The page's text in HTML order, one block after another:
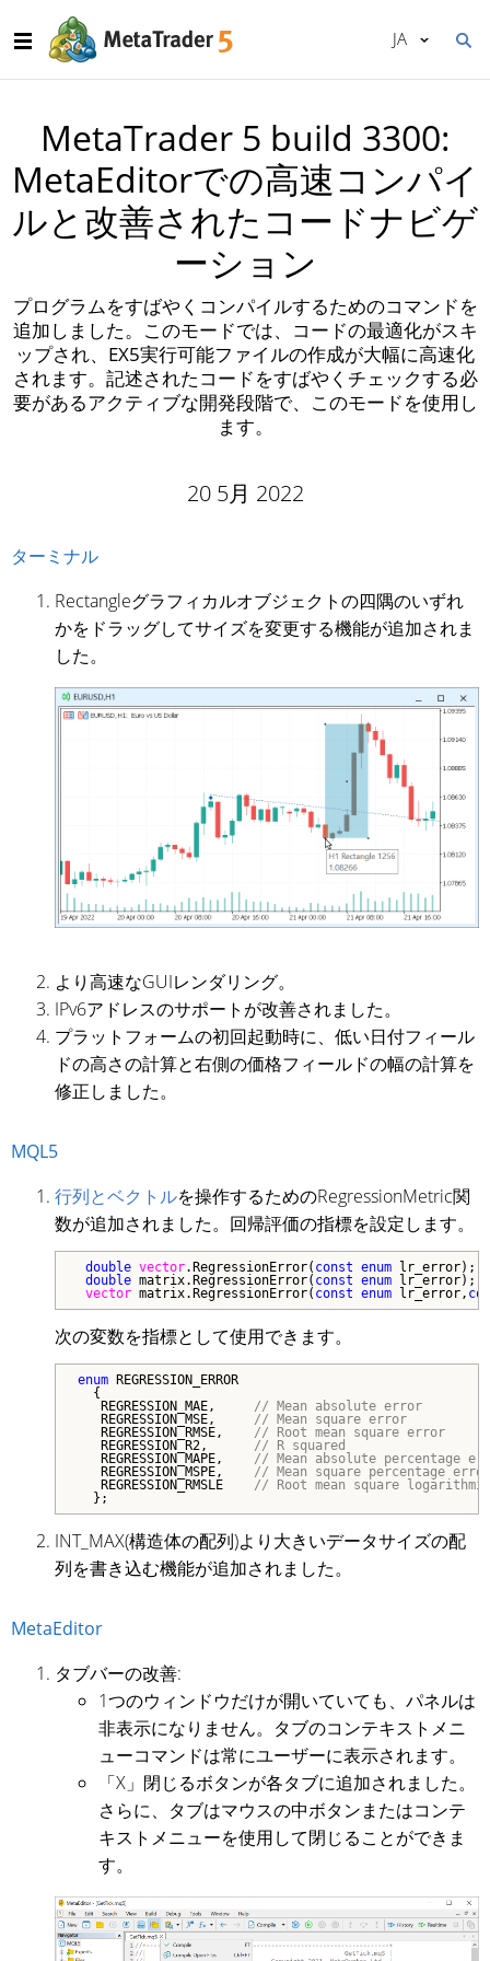
JA
MetaTrader 5 build 3300:
MetaEditorでの高速コンパイ
ルと改善されたコードナビゲ
ーション
プログラムをすばやくコンパイルするためのコマンドを
追加しました。このモードでは、コードの最適化がスキ
ップされ、EX5実行可能ファイルの作成が大幅に高速化
されます。記述されたコードをすばやくチェックする必
要があるアクティブな開発段階で、このモードを使用し
ます。
20 5月 2022
ターミナル
Rectangleグラフィカルオブジェクトの四隅のいずれ
かをドラッグしてサイズを変更する機能が追加されま
した。
より高速なGUIレンダリング。
IPv6アドレスのサポートが改善されました。
プラットフォームの初回起動時に、低い日付フィール
ドの高さの計算と右側の価格フィールドの幅の計算を
修正しました。
MQL5
行列とベクトルを操作するためのRegressionMetric関
数が追加されました。回帰評価の指標を設定します。
double vector.RegressionError( const enum lr_error);
double matrix.RegressionError( const enum lr_error);
vector matrix.RegressionError( const enum lr_error,
次の変数を指標として使用できます。
enum REGRESSION_ERROR
{
REGRESSION_MAE, // Mean absolute error
REGRESSION_MSE, // Mean square error
REGRESSION_RMSE, // Root mean square error
REGRESSION_R2, // R squared
REGRESSION_MAPE, // Mean absolute percentage
REGRESSION_MSPE, // Mean square percentage error
REGRESSION_RMSLE // Root mean square
};
INT_MAX(構造体の配列)より大きいデータサイズの配
列を書き込む機能が追加されました。
MetaEditor
タブバーの改善:
1つのウィンドウだけが開いていても、パネルは
非表示になりません。タブのコンテキストメニ
ューコマンドは常にユーザーに表示されます。
「X」閉じるボタンが各タブに追加されました。
さらに、タブはマウスの中ボタンまたはコンテ
キストメニューを使用して閉じることができま
す。